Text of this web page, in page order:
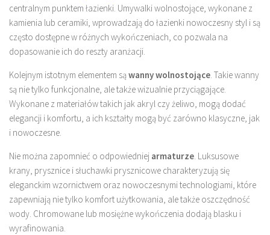
centralnym punktem łazienki. Umywalki wolnostojące, wykonane z
kamienia lub ceramiki, wprowadzają do łazienki nowoczesny styl i są
często dostępne w różnych wykończeniach, co pozwala na
dopasowanie ich do reszty aranżacji.
Kolejnym istotnym elementem sąwanny wolnostojące . Takie wanny
są nie tylko funkcjonalne, ale także wizualnie przyciągające.
Wykonane z materiałów takich jak akryl czy żeliwo, mogą dodać
elegancji i komfortu, a ich kształty mogą być zarówno klasyczne, jak
i nowoczesne.
Nie można zapomnieć o odpowiedniej armaturze . Luksusowe
krany, prysznice i słuchawki prysznicowe charakteryzują się
eleganckim wzornictwem oraz nowoczesnymi technologiami, które
zapewniają nie tylko komfort użytkowania, ale także oszczędność
wody. Chromowane lub mosiężne wykończenia dodają blasku i
wyrafinowania.